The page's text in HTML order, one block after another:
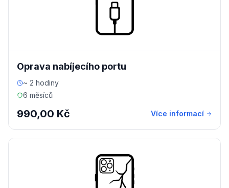
Oprava nabíjecího portu
~ 2 hodiny
6 měsíců
990,00 Kč Více informací